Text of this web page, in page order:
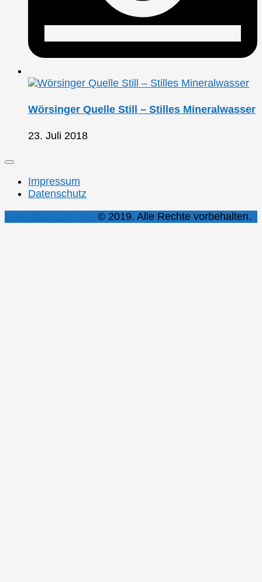
Wörsinger Quelle Still – Stilles Mineralwasser
23. Juli 2018
Impressum
Datenschutz
© 2019. Alle Rechte vorbehalten.